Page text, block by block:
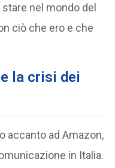
nel mondo del
ciò che ero e che
la crisi dei
accanto ad Amazon,
in Italia.